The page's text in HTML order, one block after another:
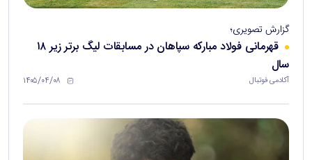
گزارش تصویری؛
قهرمانی فولاد مبارکه سپاهان در مسابقات لیگ برتر زیر ۱۸
سال
آکادمی فوتبال ۱۴۰۵/۰۴/۰۸